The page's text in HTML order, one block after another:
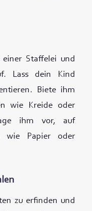
Staffelei und
Lass dein Kind
Biete ihm
wie Kreide oder
ihm vor, auf
wie Papier oder
zu erfinden und